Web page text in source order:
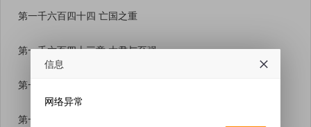
第一千六百四十四 亡国之重
第一千六百四十三章 大君与至强
第一千六百四十二章 最后的问题
第一千六百四十一章 对错
信息
网络异常